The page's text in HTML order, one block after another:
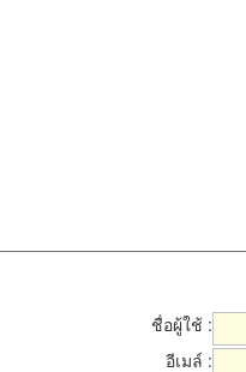
ชื่อผู้ใช้ :
อีเมล์ :